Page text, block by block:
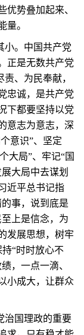
优势叠加起来、
量。
。中国共产党
正是无数共产党
、为民奉献，
忠诚，是共产党
下都要坚持以党
意志为意志，深
意识”、坚定
大局”、牢记“国
大局中去谋划
近平总书记指
事，说到底是
上是信念，为
发展思想，树牢
持“时时放心不
，一点一滴、
小成大，让群众
国理政的重要